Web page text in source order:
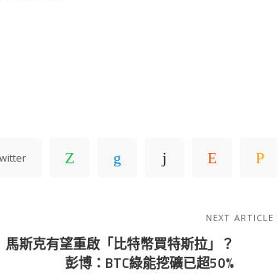
NEXT ARTICLE
馬斯克有望重啟「比特幣買特斯拉」？
彭博：BTC綠能挖礦已超50%